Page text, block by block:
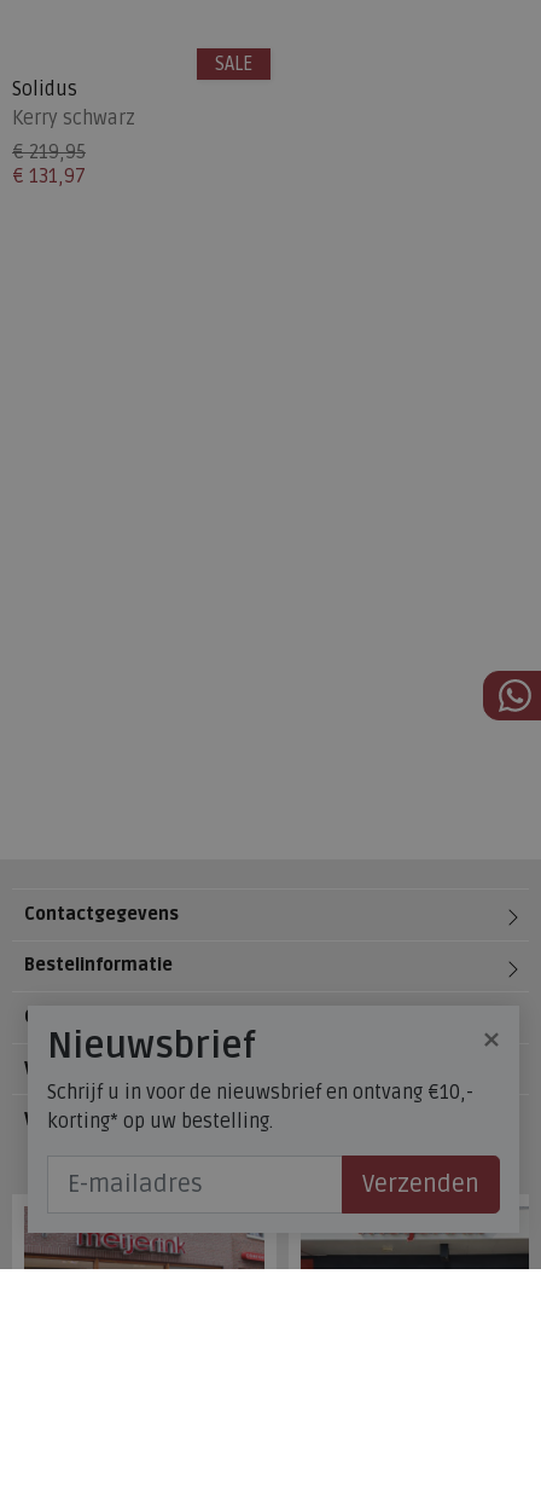
Solidus
Kerry schwarz
€ 219,95
€ 131,97
SALE
Contactgegevens
Bestelinformatie
Over Meijerink Schoenen
Voetzorg
Veelgestelde vragen
×
Nieuwsbrief
Schrijf u in voor de nieuwsbrief en ontvang €10,-
korting* op uw bestelling.
Verzenden